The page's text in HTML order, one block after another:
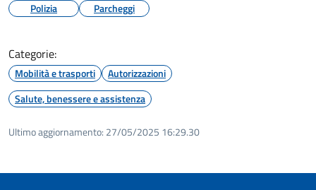
Polizia Parcheggi
Categorie:
Mobilità e trasporti
Autorizzazioni
Salute, benessere e assistenza
Ultimo aggiornamento: 27/05/2025 16:29.30